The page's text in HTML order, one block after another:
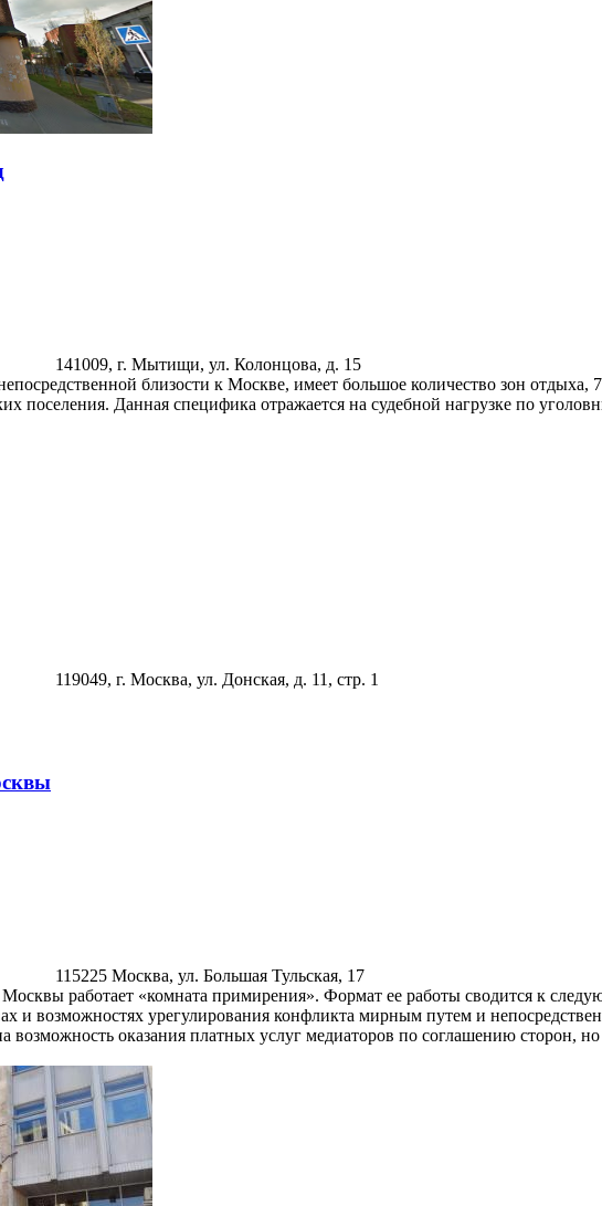
141009, г. Мытищи, ул. Колонцова, д. 15
близости к Москве, имеет большое количество зон отдыха,
поселения. Данная специфика отражается на судебной нагрузке по
119049, г. Москва, ул. Донская, д. 11, стр. 1
115225 Москва, ул. Большая Тульская, 17
работает «комната примирения». Формат ее работы сводится к
и возможностях урегулирования конфликта мирным путем и
возможность оказания платных услуг медиаторов по соглашению сторон,